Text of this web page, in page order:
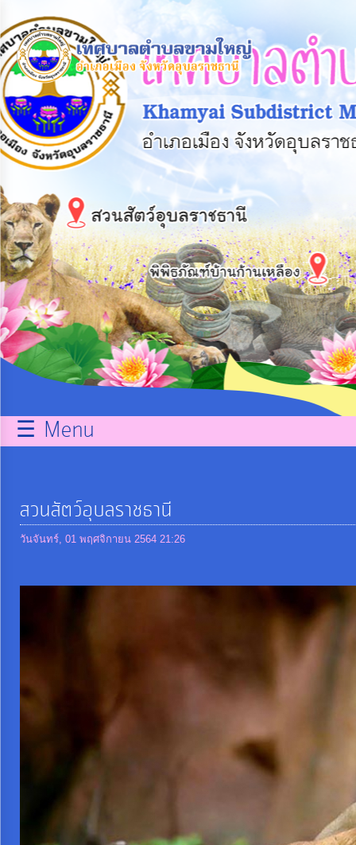
หน้า
หลัก
ข้อมูล
พื้น
ฐาน
บุคลากร
แผน
ยุทธศาสตร์
ข่าวสาร
กิจการ
ITA
Q&A
การ
จัดการ
☰ Menu
สวนสัตว์อุบลราชธานี
วันจันทร์, 01 พฤศจิกายน 2564 21:26